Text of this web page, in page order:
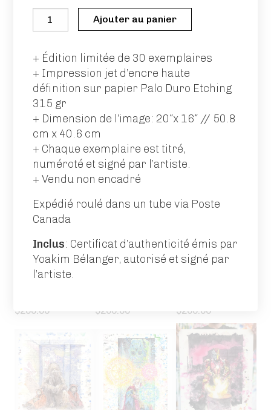
+ Édition limitée de 30 exemplaires
+ Impression jet d’encre haute
définition sur papier Palo Duro Etching
315 gr
+ Dimension de l’image: 20″x 16″ // 50.8
cm x 40.6 cm
+ Chaque exemplaire est titré,
numéroté et signé par l’artiste.
+ Vendu non encadré
Expédié roulé dans un tube via Poste
Canada
Inclus: Certificat d’authenticité émis par
Yoakim Bélanger, autorisé et signé par
l’artiste.
quantité
de
Batman
/
Joker
Ajouter au panier
Ange
200.00
Angels
$200.00
Homeless
Batman
$200.00
Homeless
$200.00 $200.00 $200.00